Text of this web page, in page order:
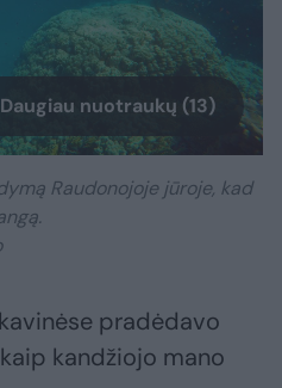
Daugiau nuotraukų (13)
Raudonojoje jūroje, kad
pradėdavo
kandžiojo mano